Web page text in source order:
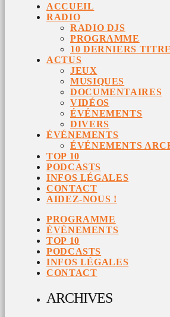
ACCUEIL
RADIO
RADIO DJS
PROGRAMME
10 DERNIERS
ACTUS
JEUX
MUSIQUES
DOCUMENTAIRES
VIDÉOS
ÉVÉNEMENTS
DIVERS
ÉVÉNEMENTS
ÉVÉNEMENTS
TOP 10
PODCASTS
INFOS LÉGALES
CONTACT
AIDEZ-NOUS !
PROGRAMME
ÉVÉNEMENTS
TOP 10
PODCASTS
INFOS LÉGALES
CONTACT
ARCHIVES